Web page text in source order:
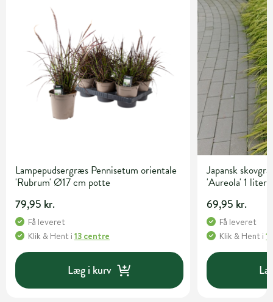
Lampepudsergræs Pennisetum orientale
'Rubrum' Ø17 cm potte
79,95 kr.
Få leveret
Klik & Hent i 13 centre
Læg i kurv
Japansk
'Aureola' 1 liter
69,95 kr.
Få leveret
Klik & Hent i